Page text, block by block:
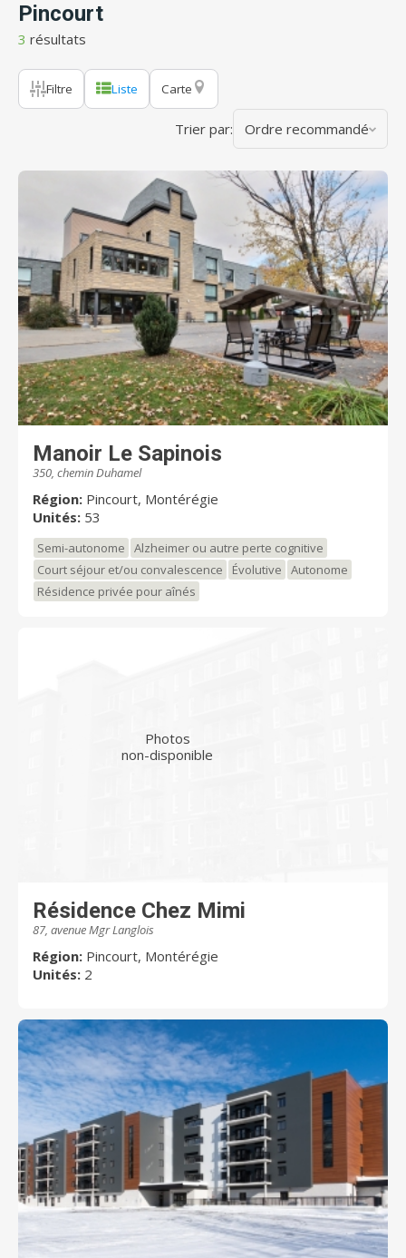
Pincourt
3 résultats
Filtre Liste Carte
Trier par: Ordre recommandé
Manoir Le Sapinois
350, chemin Duhamel
Région: Pincourt, Montérégie
Unités: 53
Semi-autonome
Alzheimer ou autre perte cognitive
Court séjour et/ou convalescence
Évolutive
Autonome
Résidence privée pour aînés
Photos
non-disponible
Résidence Chez Mimi
87, avenue Mgr Langlois
Région: Pincourt, Montérégie
Unités: 2